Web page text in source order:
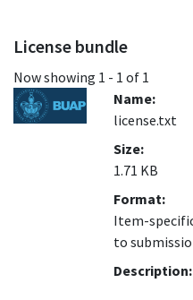
License bundle
Now showing 1 - 1 of 1
Name:
license.txt
Size:
1.71 KB
Format:
Item-
to
Description: